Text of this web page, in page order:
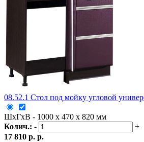
08.52.1 Стол под мойку угловой
ШxГxВ - 1000 x 470 x 820 мм
Колич.: -
+
17 810 р. р.